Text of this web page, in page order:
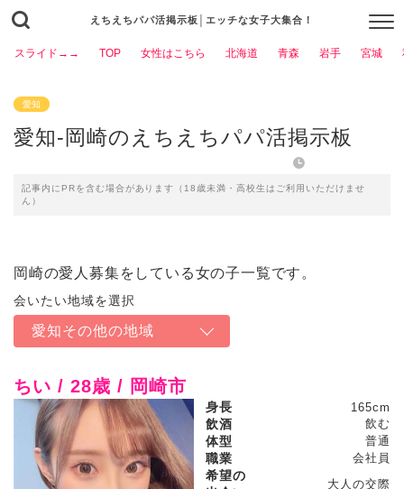
えちえちパパ活掲示板│エッチな女子大集合！
スライド→→ TOP 女性はこちら 北海道 青森 岩手 宮城
愛知
愛知-岡崎のえちえちパパ活掲示板
記事内にPRを含む場合があります（18歳未満・高校生はご利用いただけませ
ん）
岡崎の愛人募集をしている女の子一覧です。
愛知その他の地域
ちい / 28歳 / 岡崎市
身長 165cm
飲酒 飲む
体型 普通
職業 会社員
希望の
大人の交際